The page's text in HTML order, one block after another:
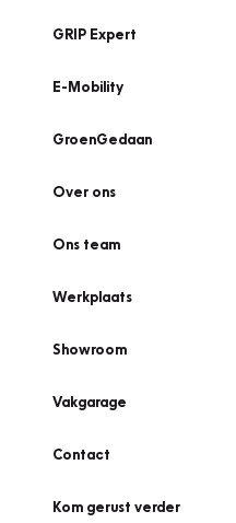
GRIP Expert
E-Mobility
GroenGedaan
Over ons
Ons team
Werkplaats
Showroom
Vakgarage
Contact
Kom gerust verder